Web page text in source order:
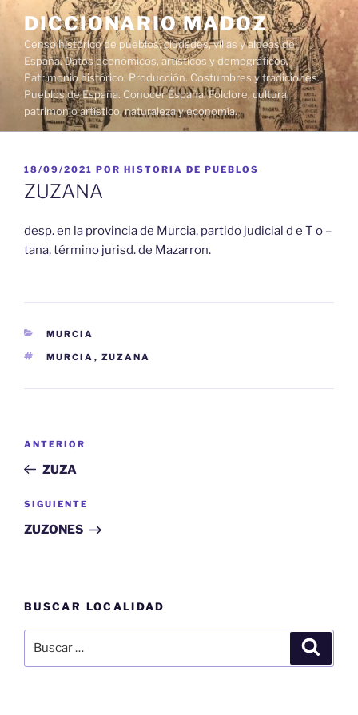
contenido
DICCIONARIO MADOZ
Censo histórico de pueblos, ciudades, villas y aldeas de
España. Datos económicos, artísticos y demográficos.
Patrimonio histórico. Producción. Costumbres y tradiciones.
Pueblos de España. Conocer España. Folclore, cultura,
patrimonio artístico, naturaleza y economía.
PUBLICADO
EL
18/09/2021 POR HISTORIA DE PUEBLOS
ZUZANA
desp. en la provincia de Murcia, partido judicial d e T o –
tana, término jurisd. de Mazarron.
CATEGORÍAS
MURCIA
ETIQUETAS
MURCIA , ZUZANA
entradas
Entrada
anterior:
ANTERIOR
ZUZA
Siguiente
entrada
SIGUIENTE
ZUZONES
BUSCAR LOCALIDAD
por: